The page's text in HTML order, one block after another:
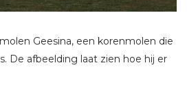
Geesina, een korenmolen die
De afbeelding laat zien hoe hij er